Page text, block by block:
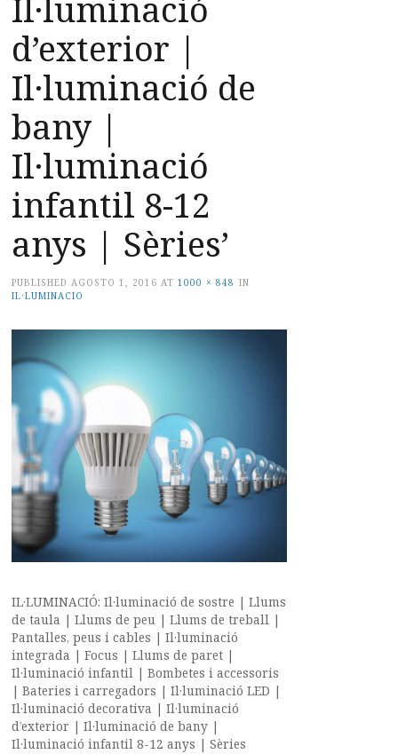
d’exterior |
Il·luminació de
bany |
Il·luminació
infantil 8-12
anys | Sèries’
PUBLISHED AGOSTO 1, 2016 AT1000 × 848 IN
IL·LUMINACIO
IL·LUMINACIÓ: Il·luminació de sostre | Llums
de taula | Llums de peu | Llums de treball |
Pantalles, peus i cables | Il·luminació
integrada | Focus | Llums de paret |
Il·luminació infantil | Bombetes i accessoris
| Bateries i carregadors | Il·luminació LED |
Il·luminació decorativa | Il·luminació
d’exterior | Il·luminació de bany |
Il·luminació infantil 8-12 anys | Sèries